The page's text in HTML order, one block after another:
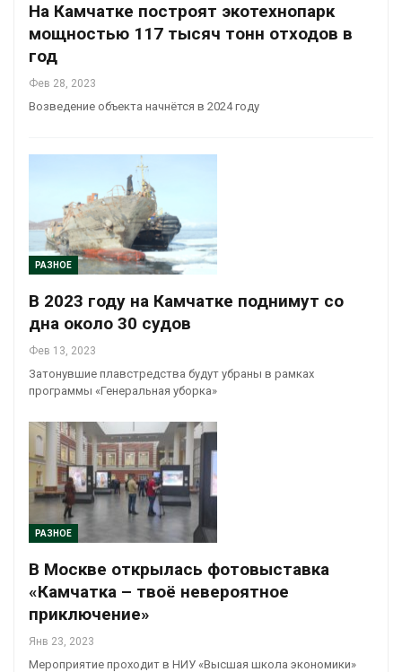
На Камчатке построят экотехнопарк
мощностью 117 тысяч тонн отходов в
год
Фев 28, 2023
Возведение объекта начнётся в 2024 году
РАЗНОЕ
В 2023 году на Камчатке поднимут со
дна около 30 судов
Фев 13, 2023
Затонувшие плавстредства будут убраны в рамках
программы «Генеральная уборка»
РАЗНОЕ
В Москве открылась фотовыставка
«Камчатка – твоё невероятное
приключение»
Янв 23, 2023
Мероприятие проходит в НИУ «Высшая школа экономики»